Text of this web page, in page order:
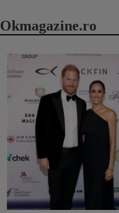
Okmagazine.ro